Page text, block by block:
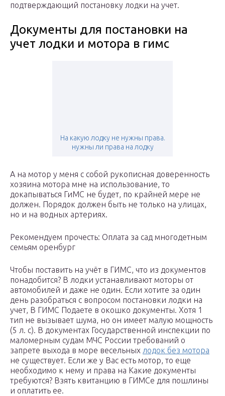
подтверждающий постановку лодки на учет.
Документы для постановки на
учет лодки и мотора в гимс
На какую лодку не нужны права.
нужны ли права на лодку
А на мотор у меня с собой рукописная доверенность
хозяина мотора мне на использование, то
докапываться ГиМС не будет, по крайней мере не
должен. Порядок должен быть не только на улицах,
но и на водных артериях.
Рекомендуем прочесть: Оплата за сад многодетным
семьям оренбург
Чтобы поставить на учёт в ГИМС, что из документов
понадобится? В лодки устанавливают моторы от
автомобилей и даже не один. Если хотите за один
день разобраться с вопросом постановки лодки на
учет, В ГИМС Подаете в окошко документы. Хотя 1
тип не вызывает шума, но он имеет малую мощность
(5 л. с). В документах Государственной инспекции по
маломерным судам МЧС России требований о
запрете выхода в море весельных лодок без мотора
не существует. Если же у Вас есть мотор, то еще
необходимо к нему и права на Какие документы
требуются? Взять квитанцию в ГИМСе для пошлины
и оплатить ее.